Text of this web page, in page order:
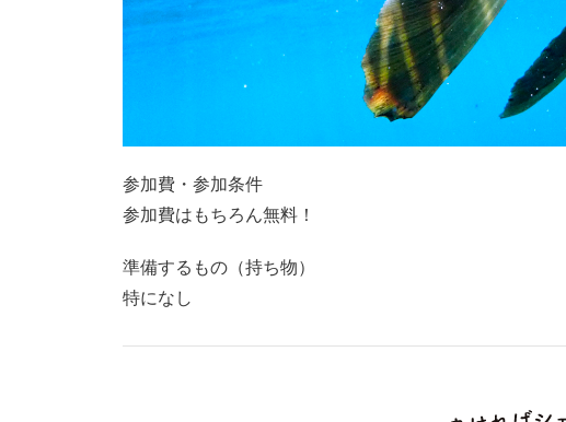
参加費・参加条件
参加費はもちろん無料！
準備するもの（持ち物）
特になし